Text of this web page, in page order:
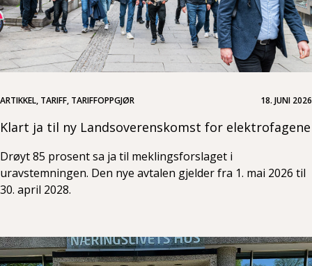
ARTIKKEL, TARIFF, TARIFFOPPGJØR 18. JUNI 2026
Klart ja til ny Landsoverenskomst for elektrofagene
Drøyt 85 prosent sa ja til meklingsforslaget i
uravstemningen. Den nye avtalen gjelder fra 1. mai 2026 til
30. april 2028.